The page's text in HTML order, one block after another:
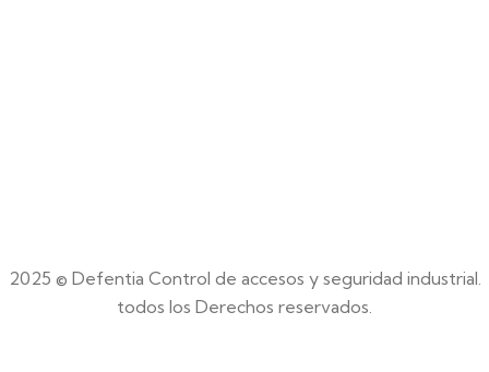
2025 © Defentia Control de accesos y seguridad industrial.
todos los Derechos reservados.